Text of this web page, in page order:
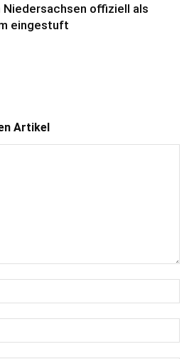
Niedersachsen offiziell als
eingestuft
Artikel